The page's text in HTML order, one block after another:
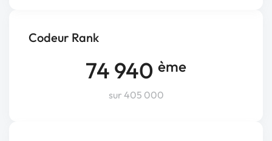
Codeur Rank
74 940 ème
sur 405 000